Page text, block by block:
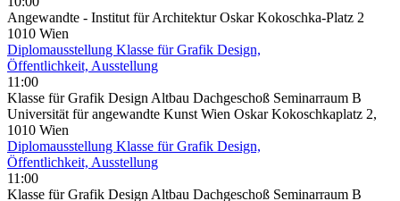
Angewandte - Institut für Architektur Oskar Kokoschka-Platz 2
1010 Wien
Diplomausstellung Klasse für Grafik Design,
Öffentlichkeit, Ausstellung
11:00
Klasse für Grafik Design Altbau Dachgeschoß Seminarraum B
Universität für angewandte Kunst Wien Oskar Kokoschkaplatz 2,
1010 Wien
Diplomausstellung Klasse für Grafik Design,
Öffentlichkeit, Ausstellung
11:00
Klasse für Grafik Design Altbau Dachgeschoß Seminarraum B